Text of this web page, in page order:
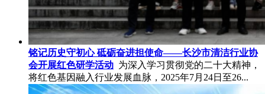
铭记历史守初心 砥砺奋进担使命——长沙市清洁行业协
会开展红色研学活动 为深入学习贯彻党的二十大精神，
将红色基因融入行业发展血脉，2025年7月24日至26...